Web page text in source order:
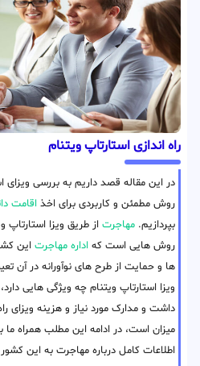
راه اندازی استارتاپ ویتنام
روش مطمئن و کاربردی برای اخذ اقامت
بپردازیم. مهاجرت از طریق ویزا استارتاپ
روش هایی است که اداره مهاجرت این
ها و حمایت از طرح های نوآورانه در آن
ویزا استارتاپ ویتنام چه ویژگی هایی
داشت و مدارک مورد نیاز و هزینه ویزای
میزان است، در ادامه این مطلب همراه
اطلاعات کامل درباره مهاجرت به این